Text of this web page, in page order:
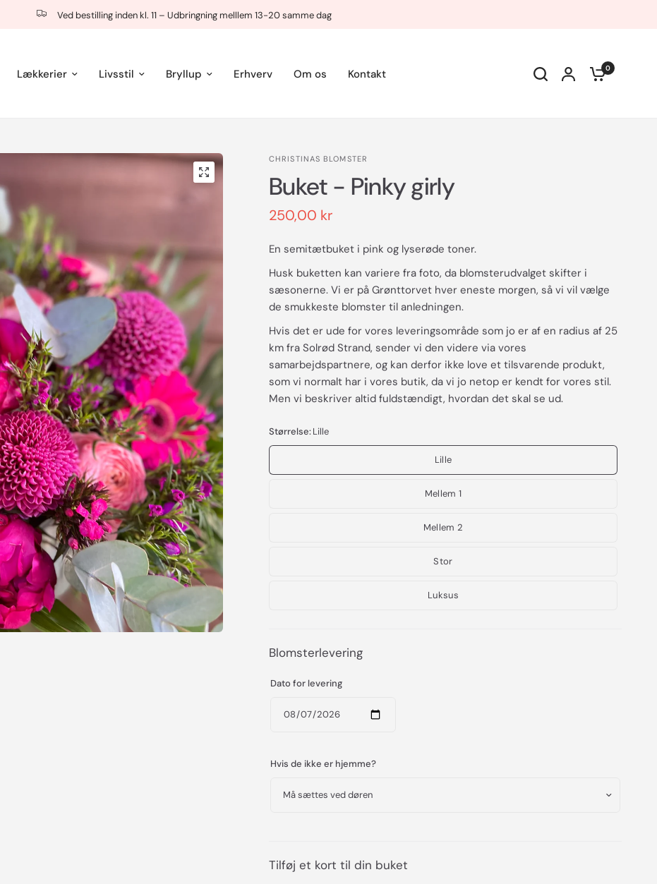
Ved bestilling inden kl. 11 – Udbringning melllem 13-20 samme dag
Lækkerier Livsstil Bryllup Erhverv Om os Kontakt 0
CHRISTINAS BLOMSTER
Buket - Pinky girly
250,00 kr
En semitætbuket i pink og lyserøde toner.
Husk buketten kan variere fra foto, da blomsterudvalget skifter i
sæsonerne. Vi er på Grønttorvet hver eneste morgen, så vi vil vælge
de smukkeste blomster til anledningen.
Hvis det er ude for vores leveringsområde som jo er af en radius af 25
km fra Solrød Strand, sender vi den videre via vores
samarbejdspartnere, og kan derfor ikke love et tilsvarende produkt,
som vi normalt har i vores butik, da vi jo netop er kendt for vores stil.
Men vi beskriver altid fuldstændigt, hvordan det skal se ud.
Størrelse:Lille
Lille
Mellem 1
Mellem 2
Stor
Luksus
Blomsterlevering
Dato for levering
Hvis de ikke er hjemme?
Tilføj et kort til din buket